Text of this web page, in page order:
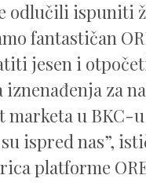
odlučili ispuniti
fantastičan
jesen i
za
marketa u
ispred nas”,
platforme